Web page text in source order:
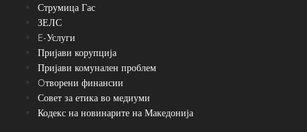
Струмица Гас
ЗЕЛС
E-Услуги
Пријави корупција
Пријави комунален проблем
Oтворени финансии
Совет за етика во медиуми
Кодекс на новинарите на Македонија